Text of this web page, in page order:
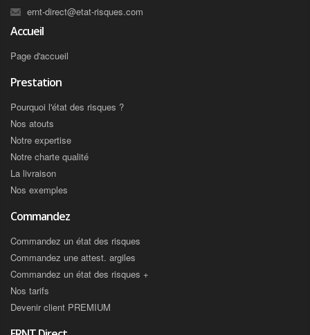
ernt-direct@etat-risques.com
Accueil
Page d'accueil
Prestation
Pourquoi l'état des risques ?
Nos atouts
Notre expertise
Notre charte qualité
La livraison
Nos exemples
Commandez
Commandez un état des risques
Commandez une attest. argiles
Commandez un état des risques +
Nos tarifs
Devenir client PREMIUM